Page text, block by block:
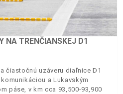
NA TRENČIANSKEJ D1
čiastočnú uzáveru diaľnice D1
a Lukavským
páse, v km cca 93,500-93,900